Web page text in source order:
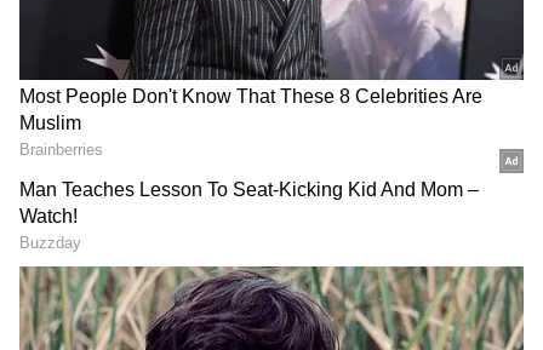
2
4
Image Credit :Asianet News